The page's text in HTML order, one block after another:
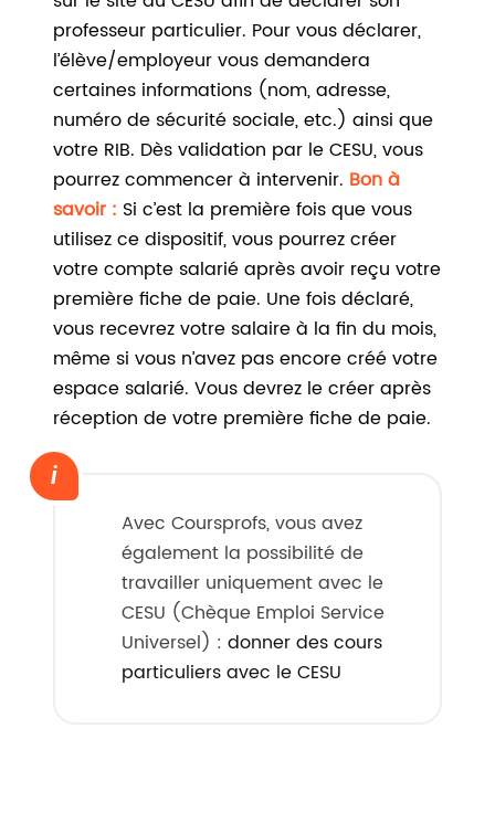
professeur particulier. Pour vous déclarer,
l’élève/employeur vous demandera
certaines informations (nom, adresse,
numéro de sécurité sociale, etc.) ainsi que
votre RIB. Dès validation par le CESU, vous
pourrez commencer à intervenir. Bon à
savoir : Si c’est la première fois que vous
utilisez ce dispositif, vous pourrez créer
votre compte salarié après avoir reçu votre
première fiche de paie. Une fois déclaré,
vous recevrez votre salaire à la fin du mois,
même si vous n’avez pas encore créé votre
espace salarié. Vous devrez le créer après
réception de votre première fiche de paie.
Avec Coursprofs, vous avez
également la possibilité de
travailler uniquement avec le
CESU (Chèque Emploi Service
Universel) : donner des cours
particuliers avec le CESU